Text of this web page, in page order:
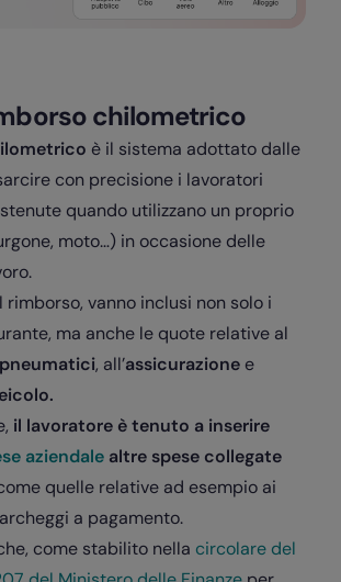
chilometrico
è il sistema adottato dalle
con precisione i lavoratori
quando utilizzano un proprio
moto…) in occasione delle
rimborso, vanno inclusi non solo i
ma anche le quote relative al
, all’assicurazione e
il lavoratore è tenuto a inserire
aziendale altre spese collegate
quelle relative ad esempio ai
a pagamento.
come stabilito nella circolare del